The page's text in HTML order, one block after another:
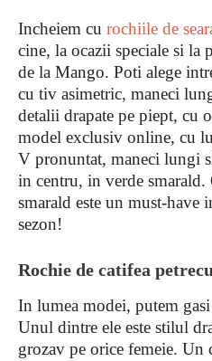
Incheiem cu rochiile de
cine, la ocazii speciale si la
de la Mango. Poti alege
cu tiv asimetric, maneci
detalii drapate pe piept, cu
model exclusiv online, cu
V pronuntat, maneci lungi
in centru, in verde smarald.
smarald este un must-have
sezon!
Rochie de catifea
In lumea modei, putem
Unul dintre ele este stilul
grozav pe orice femeie. Un